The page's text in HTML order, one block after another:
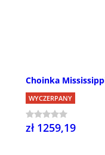
Choinka
WYCZERPANY
zł 1259,19